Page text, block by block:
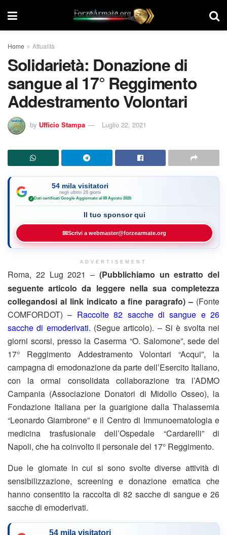
Home Attualità
Solidarietà: Donazione di
sangue al 17° Reggimento
Addestramento Volontari
by Ufficio Stampa Luglio 22, 2021
54 mila visitatori
negli ultimi 28 giorni
✓ Dati certificati Google·Aggiornato al 08 Agosto 2026
Il tuo sponsor qui
✉Scrivi a webmaster@forzearmate.org
ADVERTISEMENT
Roma, 22 Lug 2021 – (Pubblichiamo un estratto del
seguente articolo da leggere nella sua completezza
collegandosi al link indicato a fine paragrafo) – (Fonte
COMFORDOT) – Raccolte 82 sacche di sangue e 26
sacche di emoderivati. (Segue articolo). – Si è svolta nei
giorni scorsi, presso la Caserma “O. Salomone”, sede del
17° Reggimento Addestramento Volontari “Acqui”, la
campagna di emodonazione da parte dell’Esercito Italiano,
con la ormai consolidata collaborazione tra l’ADMO
Campania (Associazione Donatori di Midollo Osseo), la
Fondazione Italiana per la guarigione dalla Thalassemia
“Leonardo Giambrone” e il Centro di Immunoematologia e
medicina trasfusionale dell’Ospedale “Cardarelli” di
Napoli, che ha coinvolto il personale del 17° Reggimento.
Due le giornate in cui si sono svolte diverse attività di
sensibilizzazione, screening e donazione ematica che
hanno consentito la raccolta di 82 sacche di sangue e 26
sacche di emoderivati.
54 mila visitatori